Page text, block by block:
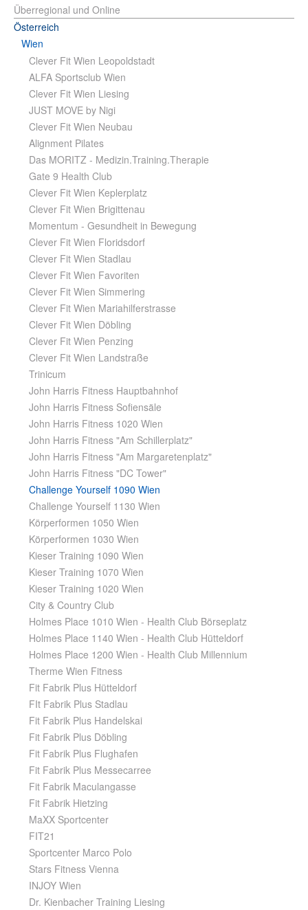
Überregional und Online
Österreich
Wien
Clever Fit Wien Leopoldstadt
ALFA Sportsclub Wien
Clever Fit Wien Liesing
JUST MOVE by Nigi
Clever Fit Wien Neubau
Alignment Pilates
Das MORITZ - Medizin.Training.Therapie
Gate 9 Health Club
Clever Fit Wien Keplerplatz
Clever Fit Wien Brigittenau
Momentum - Gesundheit in Bewegung
Clever Fit Wien Floridsdorf
Clever Fit Wien Stadlau
Clever Fit Wien Favoriten
Clever Fit Wien Simmering
Clever Fit Wien Mariahilferstrasse
Clever Fit Wien Döbling
Clever Fit Wien Penzing
Clever Fit Wien Landstraße
Trinicum
John Harris Fitness Hauptbahnhof
John Harris Fitness Sofiensäle
John Harris Fitness 1020 Wien
John Harris Fitness "Am Schillerplatz"
John Harris Fitness "Am Margaretenplatz"
John Harris Fitness "DC Tower"
Challenge Yourself 1090 Wien
Challenge Yourself 1130 Wien
Körperformen 1050 Wien
Körperformen 1030 Wien
Kieser Training 1090 Wien
Kieser Training 1070 Wien
Kieser Training 1020 Wien
City & Country Club
Holmes Place 1010 Wien - Health Club Börseplatz
Holmes Place 1140 Wien - Health Club Hütteldorf
Holmes Place 1200 Wien - Health Club Millennium
Therme Wien Fitness
Fit Fabrik Plus Hütteldorf
FIt Fabrik Plus Stadlau
Fit Fabrik Plus Handelskai
Fit Fabrik Plus Döbling
Fit Fabrik Plus Flughafen
Fit Fabrik Plus Messecarree
Fit Fabrik Maculangasse
Fit Fabrik Hietzing
MaXX Sportcenter
FIT21
Sportcenter Marco Polo
Stars Fitness Vienna
INJOY Wien
Dr. Kienbacher Training Liesing